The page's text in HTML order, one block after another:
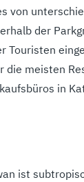
von
der
Touristen
die meisten
in
ist